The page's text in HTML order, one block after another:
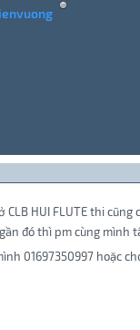
CLB HUI FLUTE thi cũng
đó thì pm cùng mình
01697350997 hoặc